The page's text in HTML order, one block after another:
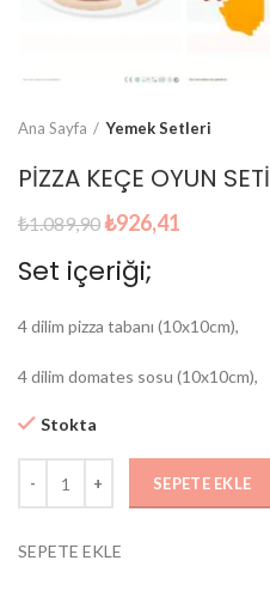
Ana Sayfa Yemek Setleri
PİZZA KEÇE OYUN SETİ
₺1.089,90 Orijinal
₺1.089,90.
₺926,41
Set içeriği;
4 dilim pizza tabanı (10x10cm),
4 dilim domates sosu (10x10cm),
Stokta
SEPETE EKLE
SEPETE EKLE